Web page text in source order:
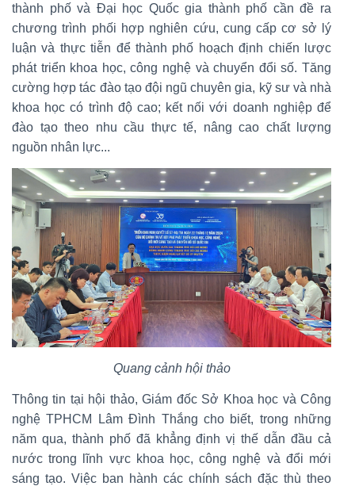
thành phố và Đại học Quốc gia thành phố cần đề ra
chương trình phối hợp nghiên cứu, cung cấp cơ sở lý
luận và thực tiễn để thành phố hoạch định chiến lược
phát triển khoa học, công nghệ và chuyển đổi số. Tăng
cường hợp tác đào tạo đội ngũ chuyên gia, kỹ sư và nhà
khoa học có trình độ cao; kết nối với doanh nghiệp để
đào tạo theo nhu cầu thực tế, nâng cao chất lượng
nguồn nhân lực...
Quang cảnh hội thảo
Thông tin tại hội thảo, Giám đốc Sở Khoa học và Công
nghệ TPHCM Lâm Đình Thắng cho biết, trong những
năm qua, thành phố đã khẳng định vị thế dẫn đầu cả
nước trong lĩnh vực khoa học, công nghệ và đổi mới
sáng tạo. Việc ban hành các chính sách đặc thù theo